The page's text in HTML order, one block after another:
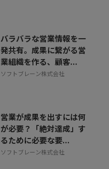
バラバラな営業情報を一
発共有。成果に繋がる営
業組織を作る、顧客...
ソフトブレーン株式会社
営業が成果を出すには何
が必要？「絶対達成」す
るために必要な要...
ソフトブレーン株式会社